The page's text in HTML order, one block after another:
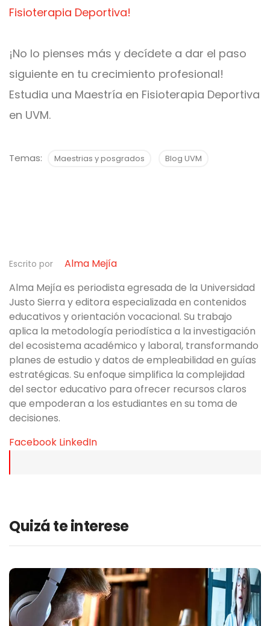
Fisioterapia Deportiva!
¡No lo pienses más y decídete a dar el paso
siguiente en tu crecimiento profesional!
Estudia una Maestría en Fisioterapia Deportiva
en UVM.
Temas: Maestrias y posgrados Blog UVM
Escrito por
Alma Mejía
Alma Mejía es periodista egresada de la Universidad
Justo Sierra y editora especializada en contenidos
educativos y orientación vocacional. Su trabajo
aplica la metodología periodística a la investigación
del ecosistema académico y laboral, transformando
planes de estudio y datos de empleabilidad en guías
estratégicas. Su enfoque simplifica la complejidad
del sector educativo para ofrecer recursos claros
que empoderan a los estudiantes en su toma de
decisiones.
Facebook LinkedIn
Quizá te interese